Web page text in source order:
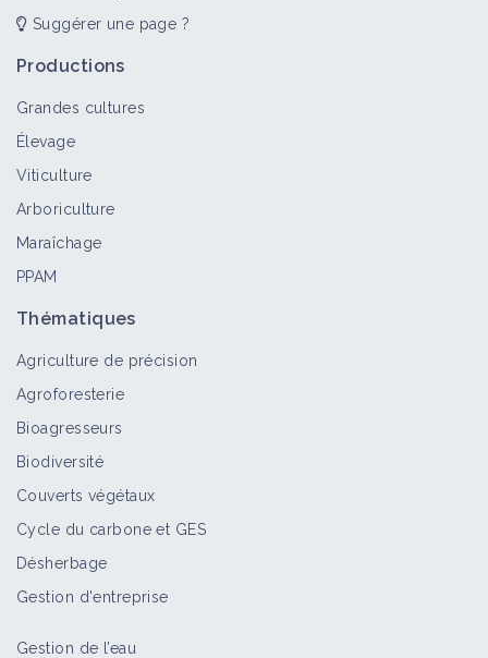
Suggérer une page ?
Productions
Grandes cultures
Élevage
Viticulture
Arboriculture
Maraîchage
PPAM
Thématiques
Agriculture de précision
Agroforesterie
Bioagresseurs
Biodiversité
Couverts végétaux
Cycle du carbone et GES
Désherbage
Gestion d'entreprise
Gestion de l’eau